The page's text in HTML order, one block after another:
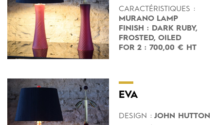
CARACTÉRISTIQUES :
MURANO LAMP
FINISH : DARK RUBY,
FROSTED, OILED
FOR 2 : 700,00 € HT
EVA
DESIGN : JOHN HUTTON